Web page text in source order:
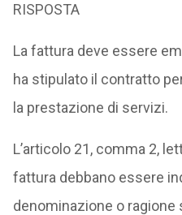
RISPOSTA
La fattura deve essere
ha stipulato il contratto
la prestazione di servizi.
L’articolo 21, comma 2,
fattura debbano essere
denominazione o ragione